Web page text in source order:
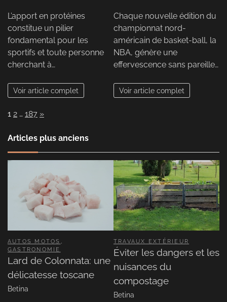
L’apport en protéines
constitue un pilier
fondamental pour les
sportifs et toute personne
cherchant à…
Voir article complet
Chaque nouvelle édition du
championnat nord-
américain de basket-ball, la
NBA, génère une
effervescence sans pareille…
Voir article complet
Page:
1 2 … 187 Next
»
Articles plus anciens
AUTOS MOTOS ,
GASTRONOMIE
Lard de Colonnata: une
délicatesse toscane
Betina
TRAVAUX EXTÉRIEUR
Éviter les dangers et les
nuisances du
compostage
Betina